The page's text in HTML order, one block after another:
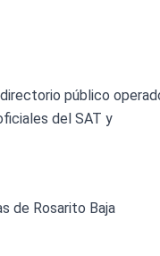
público
del SAT y
de Rosarito Baja